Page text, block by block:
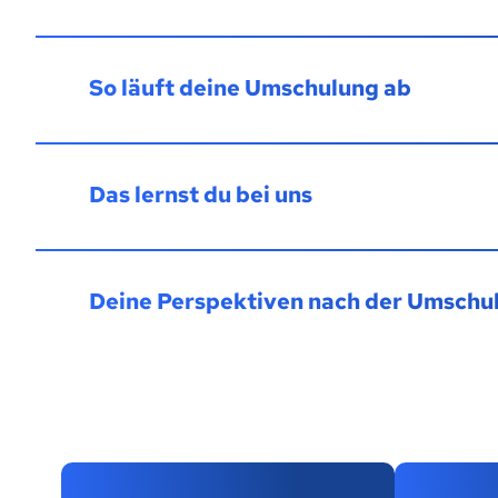
So läuft deine Umschulung ab
Das lernst du bei uns
Deine Perspektiven nach der